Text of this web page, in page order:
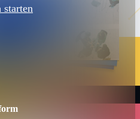
starten